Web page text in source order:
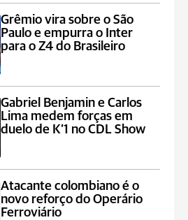
Grêmio vira sobre o São
Paulo e empurra o Inter
para o Z4 do Brasileiro
Gabriel Benjamin e Carlos
Lima medem forças em
duelo de K’1 no CDL Show
Atacante colombiano é o
novo reforço do Operário
Ferroviário